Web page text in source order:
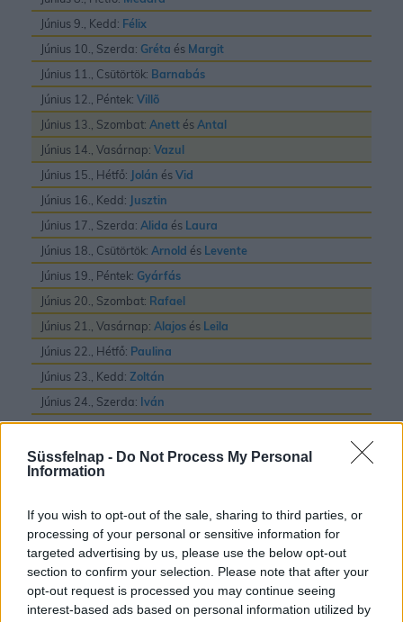
Süssfelnap - Do Not Process My Personal
Information
If you wish to opt-out of the sale, sharing to third parties, or
processing of your personal or sensitive information for
targeted advertising by us, please use the below opt-out
section to confirm your selection. Please note that after your
opt-out request is processed you may continue seeing
interest-based ads based on personal information utilized by
Június 9., Kedd: Félix
Június 10., Szerda: Gréta és Margit
Június 11., Csütörtök: Barnabás
Június 12., Péntek: Villõ
Június 13., Szombat: Anett ésAntal
Június 14., Vasárnap: Vazul
Június 15., Hétfő: Jolán ésVid
Június 16., Kedd: Jusztin
Június 17., Szerda: Alida és Laura
Június 18., Csütörtök: Arnold és Levente
Június 19., Péntek: Gyárfás
Június 20., Szombat: Rafael
Június 21., Vasárnap: Alajos és Leila
Június 22., Hétfő: Paulina
Június 23., Kedd: Zoltán
Június 24., Szerda: Iván
Június 25., Csütörtök:Vilmos
Június 26., Péntek: János ésPál
Június 27., Szombat:
Június 29., Hétfő:
Péter
Június 30., Kedd:Pál